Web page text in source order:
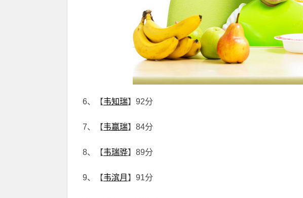
6、【韦知瑞】92分
7、【韦赢瑞】84分
8、【韦瑞骅】89分
9、【韦滨月 】91分